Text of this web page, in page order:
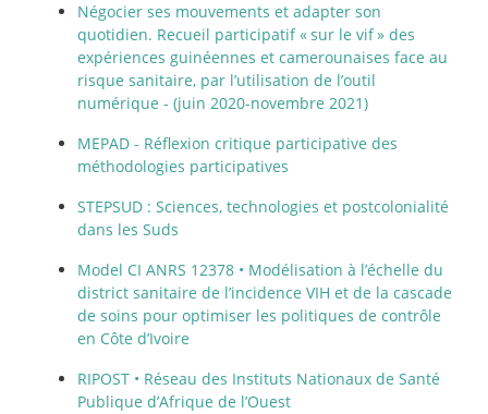
Négocier ses mouvements et adapter son
quotidien. Recueil participatif «sur le vif» des
expériences guinéennes et camerounaises face au
risque sanitaire, par l’utilisation de l’outil
numérique - (juin 2020-novembre 2021)
MEPAD - Réflexion critique participative des
méthodologies participatives
STEPSUD : Sciences, technologies et postcolonialité
dans les Suds
Model CI ANRS 12378 • Modélisation à l’échelle du
district sanitaire de l’incidence VIH et de la cascade
de soins pour optimiser les politiques de contrôle
en Côte d’Ivoire
RIPOST • Réseau des Instituts Nationaux de Santé
Publique d’Afrique de l’Ouest